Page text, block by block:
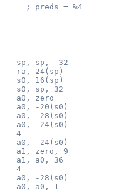
preds = %4
sp, sp, -32
ra, 24(sp)
s0, 16(sp)
s0, sp, 32
a0, zero
a0, -20(s0)
a0, -28(s0)
a0, -24(s0)
4
a0, -24(s0)
a1, zero, 9
a1, a0, 36
4
a0, -28(s0)
a0, a0, 1